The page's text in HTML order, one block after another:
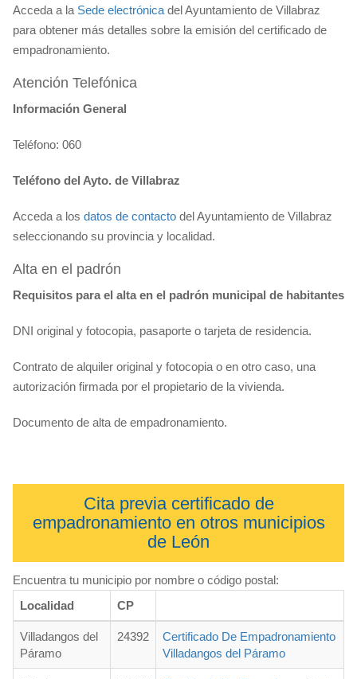
Acceda a la Sede electrónica del Ayuntamiento de Villabraz
para obtener más detalles sobre la emisión del certificado de
empadronamiento.
Atención Telefónica
Información General
Teléfono: 060
Teléfono del Ayto. de Villabraz
Acceda a los datos de contacto del Ayuntamiento de Villabraz
seleccionando su provincia y localidad.
Alta en el padrón
Requisitos para el alta en el padrón municipal de habitantes
DNI original y fotocopia, pasaporte o tarjeta de residencia.
Contrato de alquiler original y fotocopia o en otro caso, una
autorización firmada por el propietario de la vivienda.
Documento de alta de empadronamiento.
Cita previa certificado de
empadronamiento en otros municipios
de León
Encuentra tu municipio por nombre o código postal:
Localidad
CP
Villadangos del
Páramo
24392
Certificado De Empadronamiento
Villadangos del Páramo